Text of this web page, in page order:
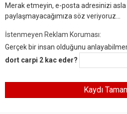
Merak etmeyin, e-posta adresinizi
paylaşmayacağımıza söz veriyoruz...
İstenmeyen Reklam Koruması:
Gerçek bir insan olduğunu
dort carpi 2 kac eder?